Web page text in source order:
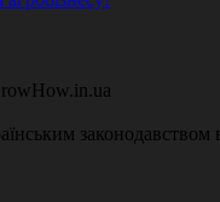
законодавством